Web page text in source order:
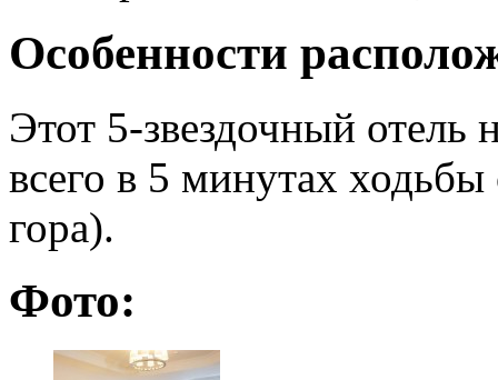
Особенности
Этот 5-звездочный отель
всего в 5 минутах
гора).
Фото: